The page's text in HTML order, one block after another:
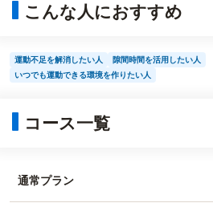
こんな人におすすめ
運動不足を解消したい人
隙間時間を活用したい人
いつでも運動できる環境を作りたい人
コース一覧
通常プラン